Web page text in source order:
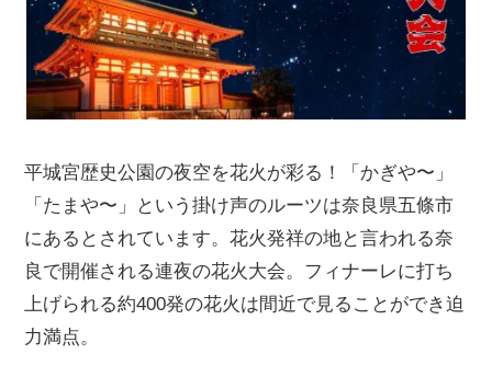
平城宮歴史公園の夜空を花火が彩る！「かぎや〜」
「たまや〜」という掛け声のルーツは奈良県五條市
にあるとされています。花火発祥の地と言われる奈
良で開催される連夜の花火大会。フィナーレに打ち
上げられる約400発の花火は間近で見ることができ迫
力満点。